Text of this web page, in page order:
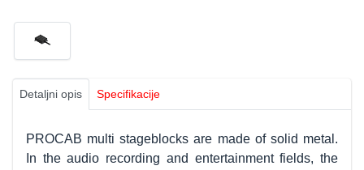
Detaljni opis Specifikacije
PROCAB multi stageblocks are made of solid metal.
In the audio recording and entertainment fields, the